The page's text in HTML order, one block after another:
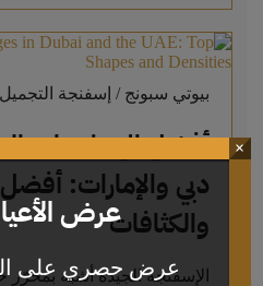
بيوتي سبونج / إسفنجة التجميل
أفضل الإسفنجات
دبي والإمارات:
والكثافات
الإسفنجة الجيدة أشبه
عرض
عرض حصري على
×